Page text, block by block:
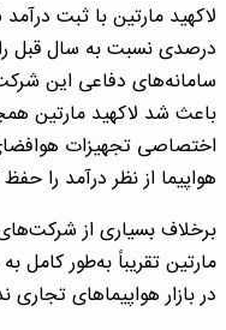
درصدی نسبت به سال قبل
سامانه‌های دفاعی این
باعث شد لاکهید مارتین
اختصاصی تجهیزات
هواپیما از نظر درآمد را
برخلاف بسیاری از
مارتین تقریباً به‌طور
در بازار هواپیماهای تجاری